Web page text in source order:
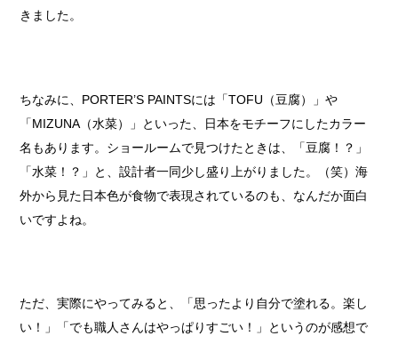
きました。
ちなみに、PORTER’S PAINTSには「TOFU（豆腐）」や
「MIZUNA（水菜）」といった、日本をモチーフにしたカラー
名もあります。ショールームで見つけたときは、「豆腐！？」
「水菜！？」と、設計者一同少し盛り上がりました。（笑）海
外から見た日本色が食物で表現されているのも、なんだか面白
いですよね。
ただ、実際にやってみると、「思ったより自分で塗れる。楽し
い！」「でも職人さんはやっぱりすごい！」というのが感想で